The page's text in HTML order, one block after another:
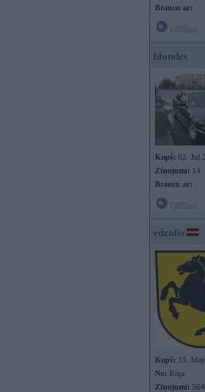
Braucu ar:
blondes
Kopš: 02. Jul
Ziņojumi: 14
Braucu ar:
edzulis
Kopš: 13.
No: Rīga
Ziņojumi: